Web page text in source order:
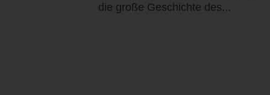
die große Geschichte des...